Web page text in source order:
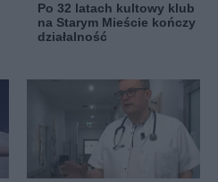
Po 32 latach kultowy klub
na Starym Mieście kończy
działalność